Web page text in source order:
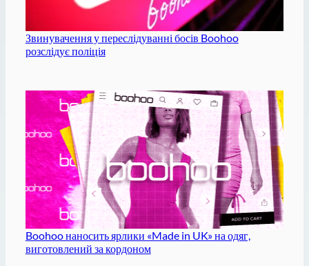
Звинувачення у переслідуванні босів Boohoo
розслідує поліція
Boohoo наносить ярлики «Made in UK» на одяг,
виготовлений за кордоном